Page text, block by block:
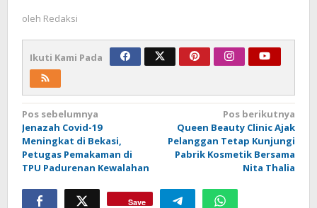
oleh Redaksi
Ikuti Kami Pada
Navigasi
pos
Pos sebelumnya
Jenazah Covid-19
Meningkat di Bekasi,
Petugas Pemakaman di
TPU Padurenan Kewalahan
Pos berikutnya
Queen Beauty Clinic Ajak
Pelanggan Tetap Kunjungi
Pabrik Kosmetik Bersama
Nita Thalia
Save